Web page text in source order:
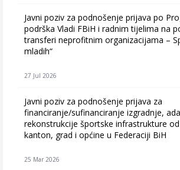
Javni poziv za podnošenje prijava po
podrška Vladi FBiH i radnim tijelima na
transferi neprofitnim organizacijama –
mladih“
27 Jul 2026
Javni poziv za podnošenje prijava za
financiranje/sufinanciranje izgradnje,
rekonstrukcije športske infrastrukture
kanton, grad i općine u Federaciji BiH
25 Mar 2026